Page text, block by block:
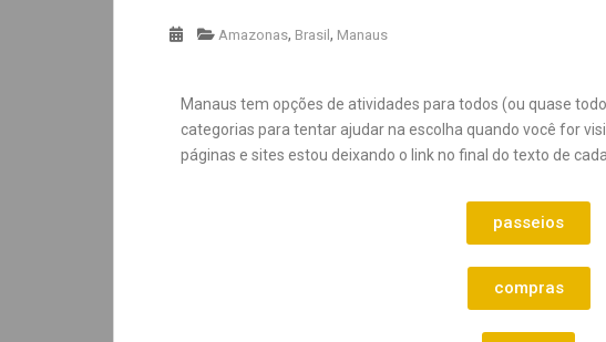
Amazonas, Brasil , Manaus
Manaus tem opções de atividades para todos (ou quase
categorias para tentar ajudar na escolha quando você for
páginas e sites estou deixando o link no final do texto de
passeios
compras